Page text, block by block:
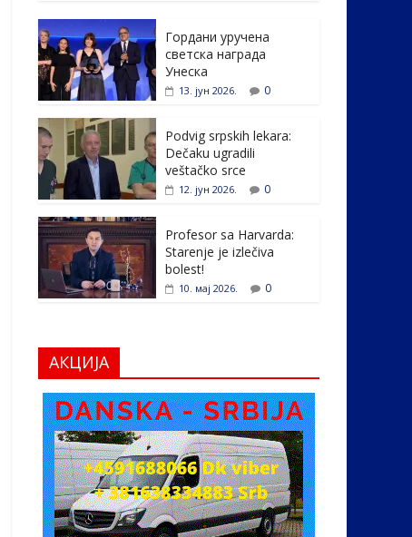
e
b
o
o
k
itt
er e
dI
n
e
Гордани уручена
светска награда
Унеска
13. јун 2026. 0
Podvig srpskih lekara:
Dečaku ugradili
veštačko srce
12. јун 2026. 0
Profesor sa Harvarda:
Starenje je izlečiva
bolest!
10. мај 2026. 0
АКЦИЈА